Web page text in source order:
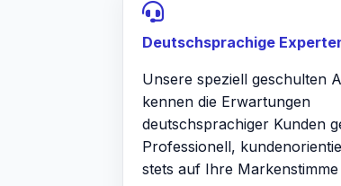
Deutschsprachige
Unsere speziell geschulten
kennen die Erwartungen
deutschsprachiger Kunden
Professionell,
stets auf Ihre Markenstimme